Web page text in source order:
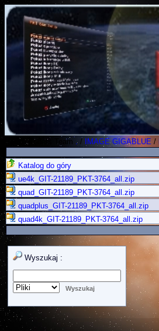
Polish Koders Team . / IMAGE GIGABLUE /
Katalog do góry
ue4k_GIT-21189_PKT-3764_all.zip
quad_GIT-21189_PKT-3764_all.zip
quadplus_GIT-21189_PKT-3764_all.zip
quad4k_GIT-21189_PKT-3764_all.zip
Wyszukaj :